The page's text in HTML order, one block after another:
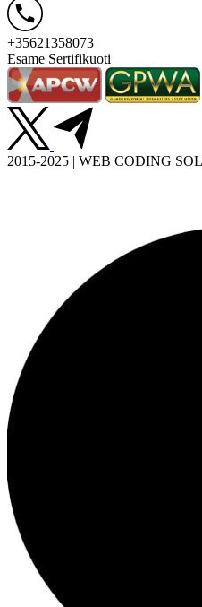
+35621358073
Esame Sertifikuoti
2015-2025 | WEB CODING